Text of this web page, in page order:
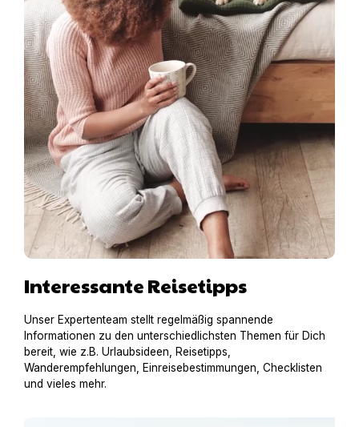
Interessante Reisetipps
Unser Expertenteam stellt regelmäßig spannende
Informationen zu den unterschiedlichsten Themen für Dich
bereit, wie z.B. Urlaubsideen, Reisetipps,
Wanderempfehlungen, Einreisebestimmungen, Checklisten
und vieles mehr.